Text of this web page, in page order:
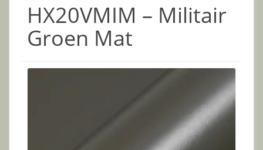
HX20VMIM – Militair
Groen Mat